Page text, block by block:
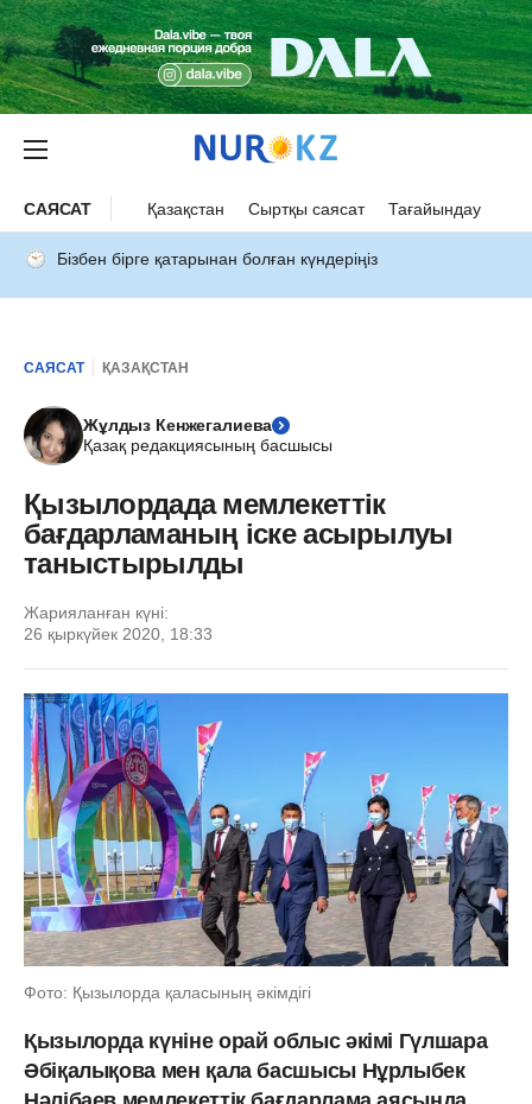
САЯСАТ Қазақстан Сыртқы саясат Тағайындау
Бізбен бірге қатарынан болған күндеріңіз
САЯСАТ ҚАЗАҚСТАН
Жұлдыз Кенжегалиева
Қазақ редакциясының басшысы
Қызылордада мемлекеттік
бағдарламаның іске асырылуы
таныстырылды
Жарияланған күні:
26 қыркүйек 2020, 18:33
Фото: Қызылорда қаласының әкімдігі
Қызылорда күніне орай облыс әкімі Гүлшара
Әбіқалықова мен қала басшысы Нұрлыбек